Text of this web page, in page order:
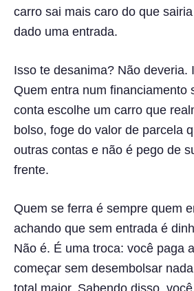
carro sai mais caro do que
dado uma entrada.
Isso te desanima? Não deveria.
Quem entra num financiamento
conta escolhe um carro que
bolso, foge do valor de parcela
outras contas e não é pego de
frente.
Quem se ferra é sempre quem
achando que sem entrada é
Não é. É uma troca: você paga
começar sem desembolsar